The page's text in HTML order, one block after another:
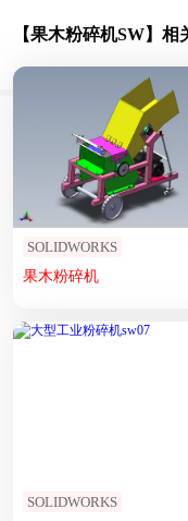
【果木粉碎机SW】相
SOLIDWORKS
果木粉碎机
SOLIDWORKS